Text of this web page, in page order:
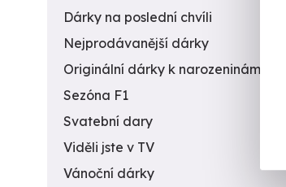
Dárky na poslední chvíli
Nejprodávanější dárky
Originální dárky k narozeninám
Sezóna F1
Svatební dary
Viděli jste v TV
Vánoční dárky